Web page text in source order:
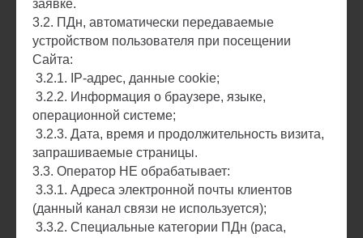
заявке.
3.2. ПДн, автоматически передаваемые
устройством пользователя при посещении
Сайта:
3.2.1. IP-адрес, данные cookie;
3.2.2. Информация о браузере, языке,
операционной системе;
3.2.3. Дата, время и продолжительность визита,
запрашиваемые страницы.
3.3. Оператор НЕ обрабатывает:
3.3.1. Адреса электронной почты клиентов
(данный канал связи не используется);
3.3.2. Специальные категории ПДн (раса,